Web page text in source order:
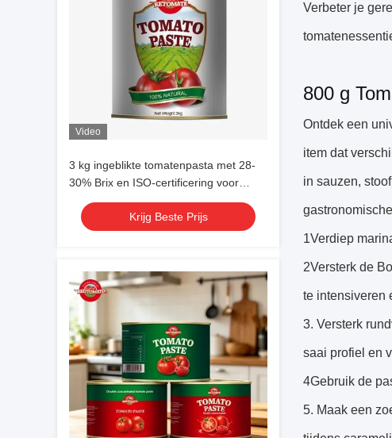
Video
3 kg ingeblikte tomatenpasta met 28-
30% Brix en ISO-certificering voor
horeca en groothandel
Krijg Beste Prijs
Verbeter je
800 g
Ontdek een
item dat
in sauzen,
1Verdiep
2Versterk de
te intensiveren
3. Versterk
saai profiel en
4Gebruik de
5. Maak een